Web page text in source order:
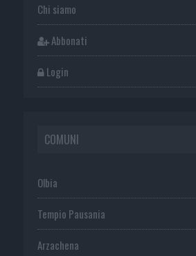
Chi siamo
Abbonati
Login
COMUNI
Olbia
Tempio Pausania
Arzachena